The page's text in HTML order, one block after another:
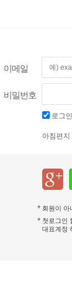
이메일
비밀번호
로그
아침편지
회원이 아
첫로그인
대표계정